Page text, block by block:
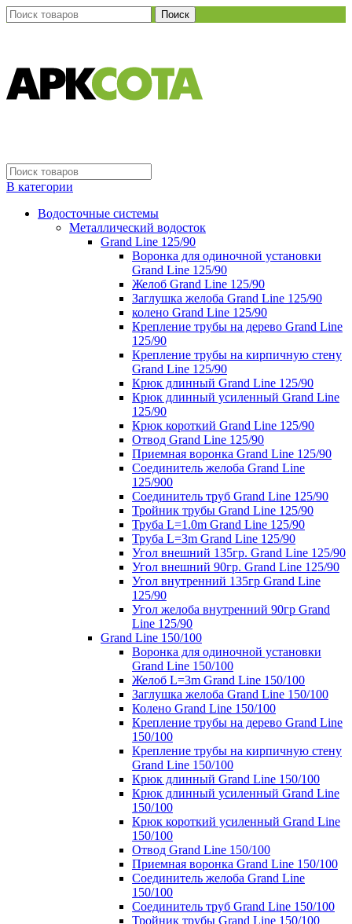
Поиск
В категории
Водосточные системы
Металлический водосток
Grand Line 125/90
Воронка для одиночной установки
Grand Line 125/90
Желоб Grand Line 125/90
Заглушка желоба Grand Line 125/90
колено Grand Line 125/90
Крепление трубы на дерево Grand Line
125/90
Крепление трубы на кирпичную стену
Grand Line 125/90
Крюк длинный Grand Line 125/90
Крюк длинный усиленный Grand Line
125/90
Крюк короткий Grand Line 125/90
Отвод Grand Line 125/90
Приемная воронка Grand Line 125/90
Соединитель желоба Grand Line
125/900
Соединитель труб Grand Line 125/90
Тройник трубы Grand Line 125/90
Труба L=1.0m Grand Line 125/90
Труба L=3m Grand Line 125/90
Угол внешний 135гр. Grand Line 125/90
Угол внешний 90гр. Grand Line 125/90
Угол внутренний 135гр Grand Line
125/90
Угол желоба внутренний 90гр Grand
Line 125/90
Grand Line 150/100
Воронка для одиночной установки
Grand Line 150/100
Желоб L=3m Grand Line 150/100
Заглушка желоба Grand Line 150/100
Колено Grand Line 150/100
Крепление трубы на дерево Grand Line
150/100
Крепление трубы на кирпичную стену
Grand Line 150/100
Крюк длинный Grand Line 150/100
Крюк длинный усиленный Grand Line
150/100
Крюк короткий усиленный Grand Line
150/100
Отвод Grand Line 150/100
Приемная воронка Grand Line 150/100
Соединитель желоба Grand Line
150/100
Соединитель труб Grand Line 150/100
Тройник трубы Grand Line 150/100